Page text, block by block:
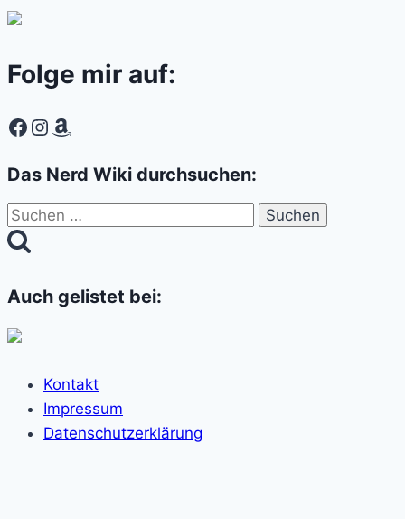
Folge mir auf:
Facebook
Instagram
Amazon
Das Nerd Wiki durchsuchen:
Suchen
nach:
Auch gelistet bei:
Kontakt
Impressum
Datenschutzerklärung